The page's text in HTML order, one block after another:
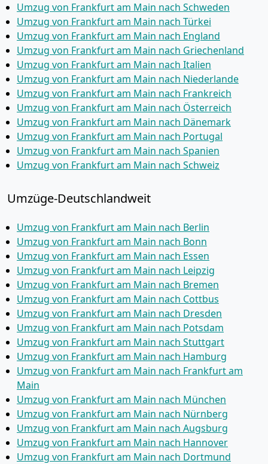
Umzug von Frankfurt am Main nach Schweden
Umzug von Frankfurt am Main nach Türkei
Umzug von Frankfurt am Main nach England
Umzug von Frankfurt am Main nach Griechenland
Umzug von Frankfurt am Main nach Italien
Umzug von Frankfurt am Main nach Niederlande
Umzug von Frankfurt am Main nach Frankreich
Umzug von Frankfurt am Main nach Österreich
Umzug von Frankfurt am Main nach Dänemark
Umzug von Frankfurt am Main nach Portugal
Umzug von Frankfurt am Main nach Spanien
Umzug von Frankfurt am Main nach Schweiz
Umzüge-Deutschlandweit
Umzug von Frankfurt am Main nach Berlin
Umzug von Frankfurt am Main nach Bonn
Umzug von Frankfurt am Main nach Essen
Umzug von Frankfurt am Main nach Leipzig
Umzug von Frankfurt am Main nach Bremen
Umzug von Frankfurt am Main nach Cottbus
Umzug von Frankfurt am Main nach Dresden
Umzug von Frankfurt am Main nach Potsdam
Umzug von Frankfurt am Main nach Stuttgart
Umzug von Frankfurt am Main nach Hamburg
Umzug von Frankfurt am Main nach Frankfurt am
Main
Umzug von Frankfurt am Main nach München
Umzug von Frankfurt am Main nach Nürnberg
Umzug von Frankfurt am Main nach Augsburg
Umzug von Frankfurt am Main nach Hannover
Umzug von Frankfurt am Main nach Dortmund